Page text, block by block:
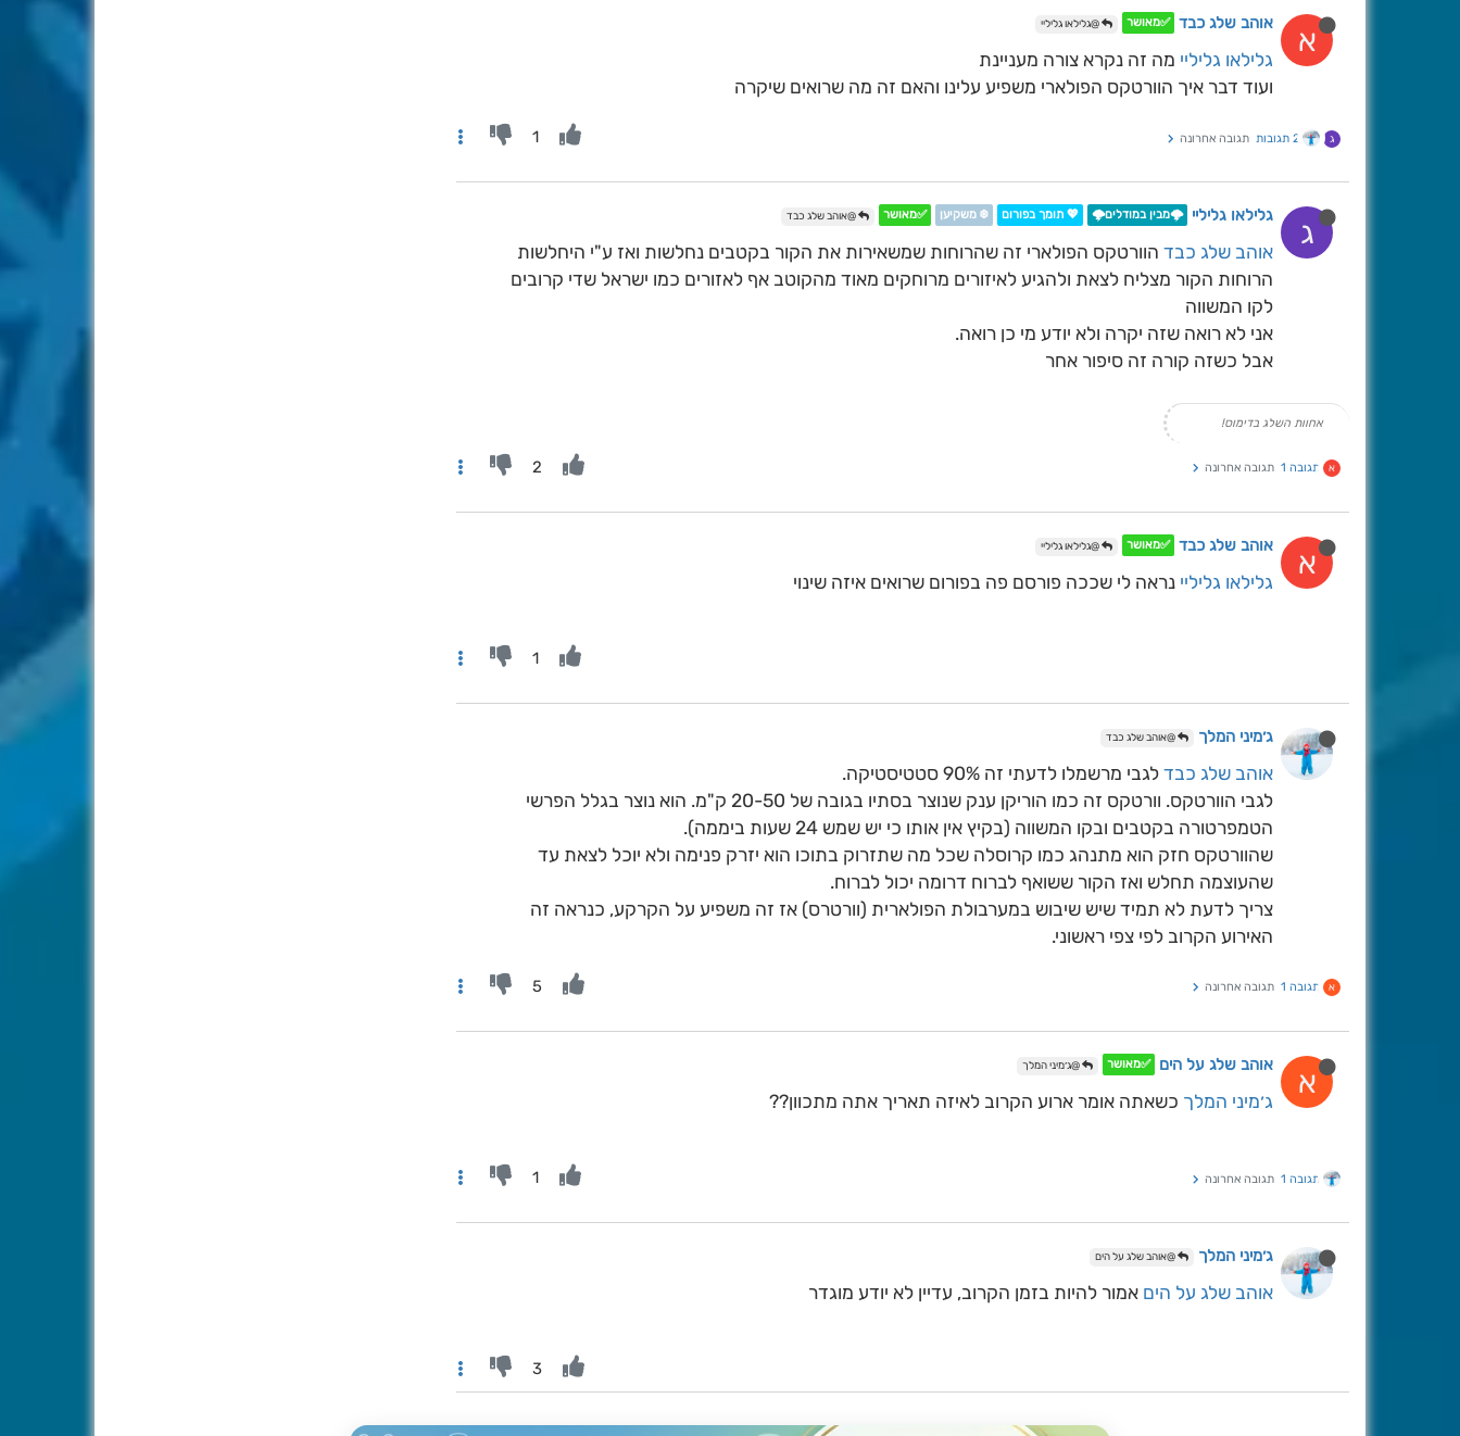
א אוהב שלג כבד ✅מאושר @גלילאו גליליי
גלילאו גליליי מה זה נקרא צורה מעניינת
ועוד דבר איך הוורטקס הפולארי משפיע עלינו והאם זה מה שרואים שיקרה
ג 2 תגובות תגובה אחרונה 1
ג גלילאו גליליי 🌩️מבין במודלים🌩️ 💖 תומך בפורום ❄️ משקיען ✅מאושר @אוהב שלג כבד
אוהב שלג כבד הוורטקס הפולארי זה שהרוחות שמשאירות את הקור בקטבים נחלשות ואז ע"י היחלשות
הרוחות הקור מצליח לצאת ולהגיע לאיזורים מרוחקים מאוד מהקוטב אף לאזורים כמו ישראל שדי קרובים
לקו המשווה
אני לא רואה שזה יקרה ולא יודע מי כן רואה.
אבל כשזה קורה זה סיפור אחר
אחוות השלג בדימוס!
א תגובה 1 תגובה אחרונה 2
א אוהב שלג כבד ✅מאושר @גלילאו גליליי
גלילאו גליליי נראה לי שככה פורסם פה בפורום שרואים איזה שינוי
1
ג׳מיני המלך @אוהב שלג כבד
אוהב שלג כבד לגבי מרשמלו לדעתי זה 90% סטטיסטיקה.
לגבי הוורטקס. וורטקס זה כמו הוריקן ענק שנוצר בסתיו בגובה של 20-50 ק"מ. הוא נוצר בגלל הפרשי
הטמפרטורה בקטבים ובקו המשווה (בקיץ אין אותו כי יש שמש 24 שעות ביממה).
שהוורטקס חזק הוא מתנהג כמו קרוסלה שכל מה שתזרוק בתוכו הוא יזרק פנימה ולא יוכל לצאת עד
שהעוצמה תחלש ואז הקור ששואף לברוח דרומה יכול לברוח.
צריך לדעת לא תמיד שיש שיבוש במערבולת הפולארית (וורטרס) אז זה משפיע על הקרקע, כנראה זה
האירוע הקרוב לפי צפי ראשוני.
א תגובה 1 תגובה אחרונה 5
א אוהב שלג על הים ✅מאושר @ג׳מיני המלך
ג׳מיני המלך כשאתה אומר ארוע הקרוב לאיזה תאריך אתה מתכוון??
תגובה 1 תגובה אחרונה 1
ג׳מיני המלך @אוהב שלג על הים
אוהב שלג על הים אמור להיות בזמן הקרוב, עדיין לא יודע מוגדר
3